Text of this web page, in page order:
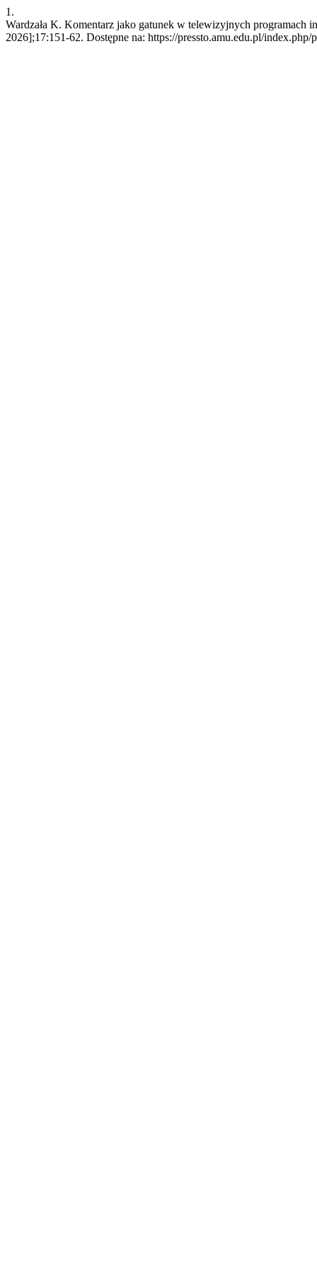
1.
Wardzała K. Komentarz jako gatunek w telewizyjnych programach
2026];17:151-62. Dostępne na: https://pressto.amu.edu.pl/index.php/